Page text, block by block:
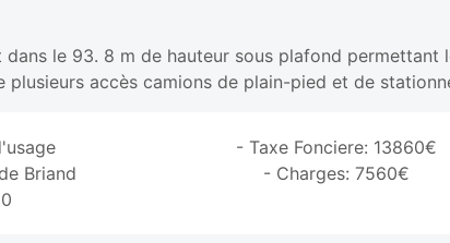
le 93. 8 m de hauteur sous plafond permettant
accès camions de plain-pied et de
Briand
- Taxe Fonciere: 13860€
- Charges: 7560€